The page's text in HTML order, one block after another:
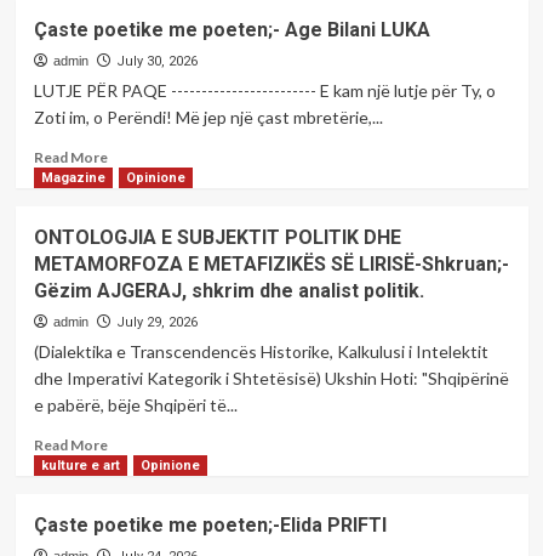
partiak
i
partive
shqiptare
të
gjitha
Ballkan-
Një
nevojë
e
apo
domosdoshmëri
?
Shkruan;
Gëzim
shkrimtar
dhe
Çaste poetike me poeten;- Age Bilani LUKA
admin July 30, 2026
LUTJE PËR PAQE ------------------------ E kam një lutje për Ty, o
Zoti im, o Perëndi! Më jep një çast mbretërie,...
Read MoreRead
more
poetike
me
poeten;-
Age
LUKA
Magazine Opinione
ONTOLOGJIA E SUBJEKTIT POLITIK DHE
METAMORFOZA E METAFIZIKËS SË LIRISË-Shkruan;-
Gëzim AJGERAJ, shkrim dhe analist politik.
admin July 29, 2026
(Dialektika e Transcendencës Historike, Kalkulusi i Intelektit
dhe Imperativi Kategorik i Shtetësisë) Ukshin Hoti: "Shqipërinë
e pabërë, bëje Shqipëri të...
Read MoreRead
more
E
kulture e art Opinione
Çaste poetike me poeten;-Elida PRIFTI